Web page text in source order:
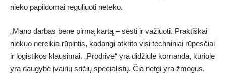
nieko papildomai reguliuoti neteko.
„Mano darbas bene pirmą kartą – sėsti ir važiuoti. Praktiškai
niekuo nereikia rūpintis, kadangi atkrito visi techniniai rūpesčiai
ir logistikos klausimai. „Prodrive“ yra didžiulė komanda, kurioje
yra daugybė įvairių sričių specialistų. Čia netgi yra žmogus,